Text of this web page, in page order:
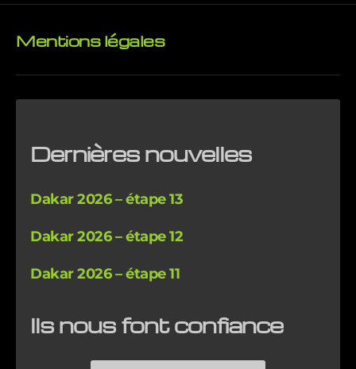
Mentions légales
Dernières nouvelles
Dakar 2026 – étape 13
Dakar 2026 – étape 12
Dakar 2026 – étape 11
Ils nous font confiance